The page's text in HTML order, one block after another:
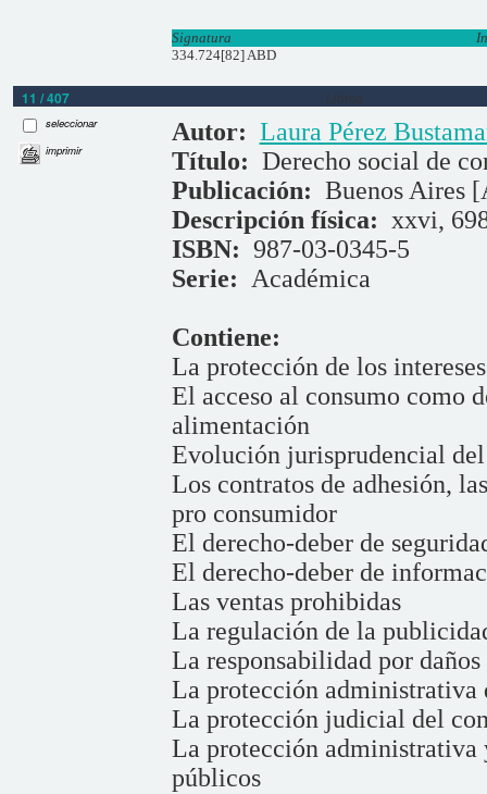
Signatura
334.724[82] ABD
11 / 407 Libros
seleccionar
imprimir
Autor: Laura Pérez
Título: Derecho social de
Publicación: Buenos Aires
Descripción física: xxvi,
ISBN: 987-03-0345-5
Serie: Académica
Contiene:
La protección de los
El acceso al consumo como
alimentación
Evolución jurisprudencial
Los contratos de adhesión,
pro consumidor
El derecho-deber de
El derecho-deber de
Las ventas prohibidas
La regulación de la
La responsabilidad por daños
La protección administrativa
La protección judicial del
La protección administrativa
públicos